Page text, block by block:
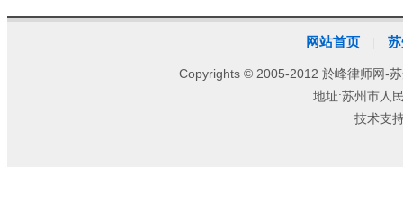
网站首页
Copyrights © 2005-2012 於峰律师网-
地址:苏州市人
技术支